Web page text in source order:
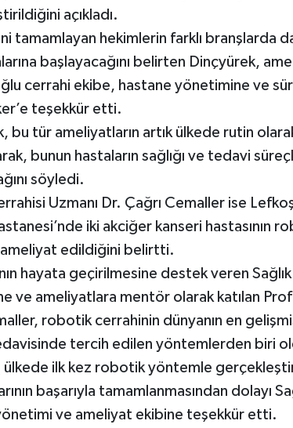
açıkladı.
tamamlayan hekimlerin farklı branşlarda
başlayacağını belirten Dinçyürek,
cerrahi ekibe, hastane yönetimine ve
teşekkür etti.
bu tür ameliyatların artık ülkede rutin
bunun hastaların sağlığı ve tedavi
söyledi.
Uzmanı Dr. Çağrı Cemaller ise
iki akciğer kanseri hastasının
ameliyat edildiğini belirtti.
hayata geçirilmesine destek veren Sağlık
ve ameliyatlara mentör olarak katılan
robotik cerrahinin dünyanın en
tercih edilen yöntemlerden biri
ülkede ilk kez robotik yöntemle
başarıyla tamamlanmasından dolayı
ve ameliyat ekibine teşekkür etti.